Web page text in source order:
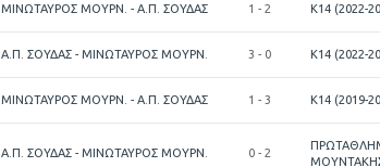
ΜΙΝΩΤΑΥΡΟΣ ΜΟΥΡΝ. - Α.Π. ΣΟΥΔΑΣ 1 - 2 Κ14 (2022-
Α.Π. ΣΟΥΔΑΣ - ΜΙΝΩΤΑΥΡΟΣ ΜΟΥΡΝ. 3 - 0 Κ14 (2022-
ΜΙΝΩΤΑΥΡΟΣ ΜΟΥΡΝ. - Α.Π. ΣΟΥΔΑΣ 1 - 3 Κ14 (2019-
Α.Π. ΣΟΥΔΑΣ - ΜΙΝΩΤΑΥΡΟΣ ΜΟΥΡΝ. 0 - 2
ΜΟΥΝΤΑΚΗΣ